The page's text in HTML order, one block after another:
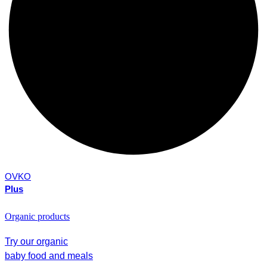
OVKO
Plus
Organic products
Try our organic
baby food and meals